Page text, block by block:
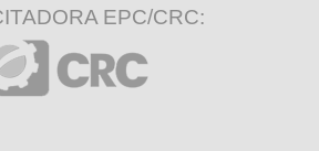
EPC/CRC: